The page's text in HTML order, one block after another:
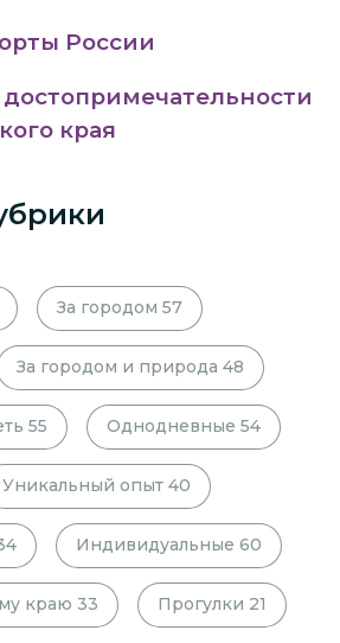
России
края
За городом 57
За городом и природа 48
55 Однодневные 54
Уникальный опыт 40
Индивидуальные 60
краю 33 Прогулки 21